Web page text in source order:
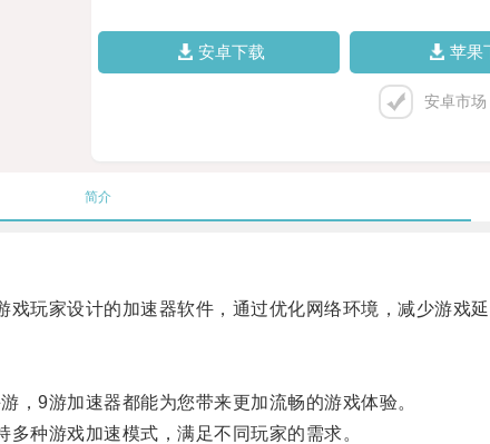
安卓下载 苹果
安卓市场
简介
家设计的加速器软件，通过优化网络环境，减少游戏延
9游加速器都能为您带来更加流畅的游戏体验。
种游戏加速模式，满足不同玩家的需求。